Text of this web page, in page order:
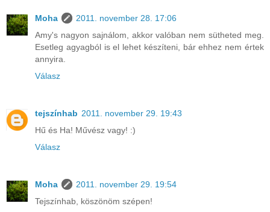
Moha
2011. november 28. 17:06
Amy's nagyon sajnálom, akkor valóban nem sütheted meg.
Esetleg agyagból is el lehet készíteni, bár ehhez nem értek
annyira.
Válasz
tejszínhab 2011. november 29. 19:43
Hű és Ha! Művész vagy! :)
Válasz
Moha
2011. november 29. 19:54
Tejszínhab, köszönöm szépen!